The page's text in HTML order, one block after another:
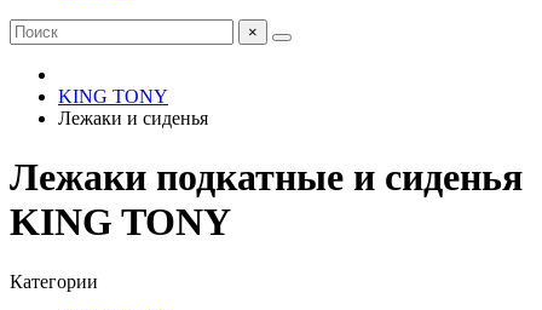
×
KING TONY
Лежаки и сиденья
Лежаки подкатные и сиденья
KING TONY
Категории